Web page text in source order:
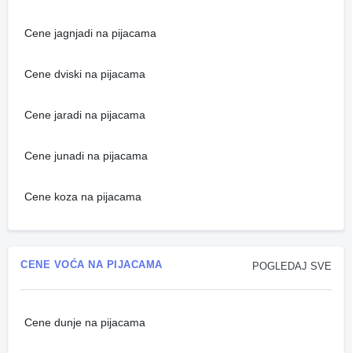
Cene jagnjadi na pijacama
Cene dviski na pijacama
Cene jaradi na pijacama
Cene junadi na pijacama
Cene koza na pijacama
POGLEDAJ SVE
CENE VOĆA NA PIJACAMA
Cene dunje na pijacama